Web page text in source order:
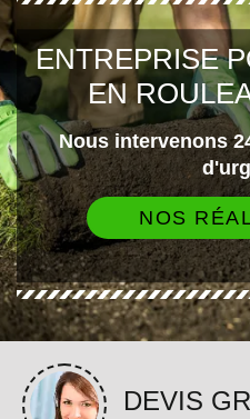
ENTREPRISE
EN
Nous intervenons
NOS
DEVIS